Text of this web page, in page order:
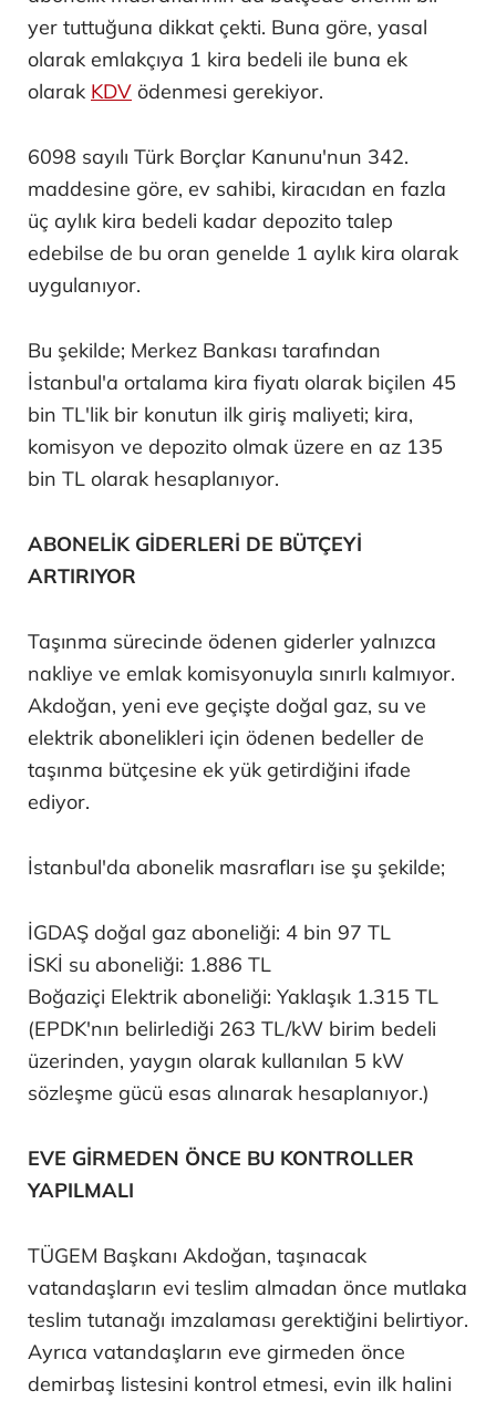
yer tuttuğuna dikkat çekti. Buna göre, yasal
olarak emlakçıya 1 kira bedeli ile buna ek
olarak KDV ödenmesi gerekiyor.
6098 sayılı Türk Borçlar Kanunu'nun 342.
maddesine göre, ev sahibi, kiracıdan en fazla
üç aylık kira bedeli kadar depozito talep
edebilse de bu oran genelde 1 aylık kira olarak
uygulanıyor.
Bu şekilde; Merkez Bankası tarafından
İstanbul'a ortalama kira fiyatı olarak biçilen 45
bin TL'lik bir konutun ilk giriş maliyeti; kira,
komisyon ve depozito olmak üzere en az 135
bin TL olarak hesaplanıyor.
ABONELİK GİDERLERİ DE BÜTÇEYİ
ARTIRIYOR
Taşınma sürecinde ödenen giderler yalnızca
nakliye ve emlak komisyonuyla sınırlı kalmıyor.
Akdoğan, yeni eve geçişte doğal gaz, su ve
elektrik abonelikleri için ödenen bedeller de
taşınma bütçesine ek yük getirdiğini ifade
ediyor.
İstanbul'da abonelik masrafları ise şu şekilde;
İGDAŞ doğal gaz aboneliği: 4 bin 97 TL
İSKİ su aboneliği: 1.886 TL
Boğaziçi Elektrik aboneliği: Yaklaşık 1.315 TL
(EPDK'nın belirlediği 263 TL/kW birim bedeli
üzerinden, yaygın olarak kullanılan 5 kW
sözleşme gücü esas alınarak hesaplanıyor.)
EVE GİRMEDEN ÖNCE BU KONTROLLER
YAPILMALI
TÜGEM Başkanı Akdoğan, taşınacak
vatandaşların evi teslim almadan önce mutlaka
teslim tutanağı imzalaması gerektiğini belirtiyor.
Ayrıca vatandaşların eve girmeden önce
demirbaş listesini kontrol etmesi, evin ilk halini